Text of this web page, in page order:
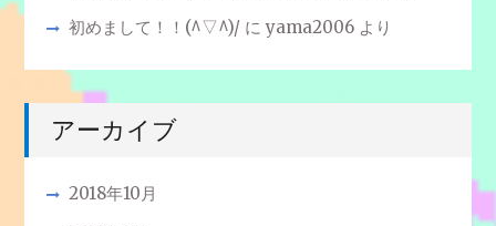
初めまして！！(^▽^)/にyama2006より
アーカイブ
2018年10月